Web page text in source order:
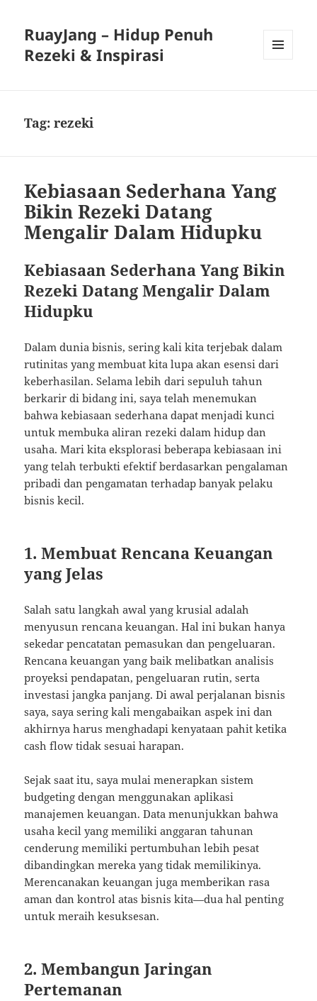
RuayJang – Hidup Penuh
Rezeki & Inspirasi
Tag:rezeki
Kebiasaan Sederhana Yang
Bikin Rezeki Datang
Mengalir Dalam Hidupku
Kebiasaan Sederhana Yang Bikin
Rezeki Datang Mengalir Dalam
Hidupku
Dalam dunia bisnis, sering kali kita terjebak dalam
rutinitas yang membuat kita lupa akan esensi dari
keberhasilan. Selama lebih dari sepuluh tahun
berkarir di bidang ini, saya telah menemukan
bahwa kebiasaan sederhana dapat menjadi kunci
untuk membuka aliran rezeki dalam hidup dan
usaha. Mari kita eksplorasi beberapa kebiasaan ini
yang telah terbukti efektif berdasarkan pengalaman
pribadi dan pengamatan terhadap banyak pelaku
bisnis kecil.
1. Membuat Rencana Keuangan
yang Jelas
Salah satu langkah awal yang krusial adalah
menyusun rencana keuangan. Hal ini bukan hanya
sekedar pencatatan pemasukan dan pengeluaran.
Rencana keuangan yang baik melibatkan analisis
proyeksi pendapatan, pengeluaran rutin, serta
investasi jangka panjang. Di awal perjalanan bisnis
saya, saya sering kali mengabaikan aspek ini dan
akhirnya harus menghadapi kenyataan pahit ketika
cash flow tidak sesuai harapan.
Sejak saat itu, saya mulai menerapkan sistem
budgeting dengan menggunakan aplikasi
manajemen keuangan. Data menunjukkan bahwa
usaha kecil yang memiliki anggaran tahunan
cenderung memiliki pertumbuhan lebih pesat
dibandingkan mereka yang tidak memilikinya.
Merencanakan keuangan juga memberikan rasa
aman dan kontrol atas bisnis kita—dua hal penting
untuk meraih kesuksesan.
2. Membangun Jaringan
Pertemanan